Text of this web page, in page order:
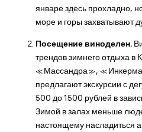
январе здесь прохладно,
море и горы захватывают
Посещение виноделен.
трендов зимнего отдыха в
«Массандра»,
предлагают экскурсии с
500 до 1500 рублей в
Зимой в залах меньше
настоящему насладиться